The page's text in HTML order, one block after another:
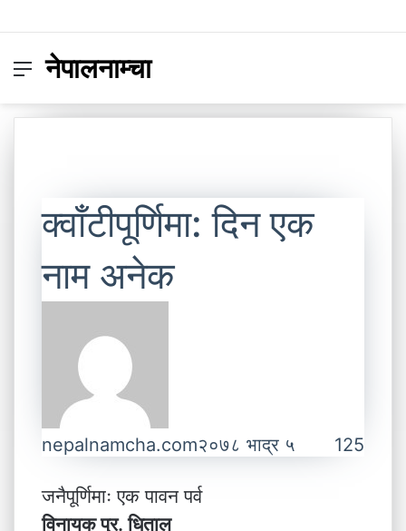
Menu
नेपालनाम्चा
क्वाँटीपूर्णिमा: दिन एक
नाम अनेक
nepalnamcha.com२०७८ भाद्र ५ 125
जनैपूर्णिमाः एक पावन पर्व
विनायक प्र. धिताल